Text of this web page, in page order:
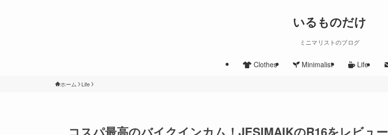
いるものだけ
ミニマリストのブログ
Clothes Minimalist Life
ホーム Life
コスパ最高のバイクインカム！JESIMAIKのR16をレビュー